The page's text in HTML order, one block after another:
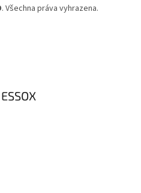
. Všechna práva vyhrazena.